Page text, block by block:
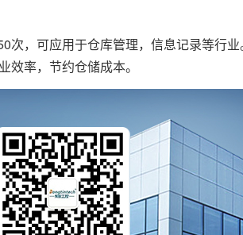
，可应用于仓库管理，信息记录等行业
率，节约仓储成本。